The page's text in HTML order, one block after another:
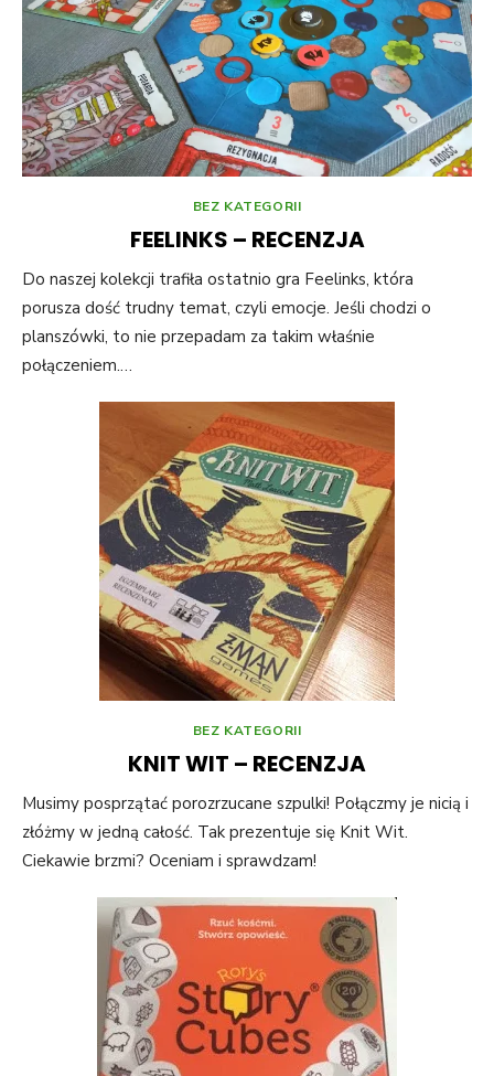
BEZ KATEGORII
FEELINKS – RECENZJA
Do naszej kolekcji trafiła ostatnio gra Feelinks, która
porusza dość trudny temat, czyli emocje. Jeśli chodzi o
planszówki, to nie przepadam za takim właśnie
połączeniem.…
BEZ KATEGORII
KNIT WIT – RECENZJA
Musimy posprzątać porozrzucane szpulki! Połączmy je nicią i
złóżmy w jedną całość. Tak prezentuje się Knit Wit.
Ciekawie brzmi? Oceniam i sprawdzam!